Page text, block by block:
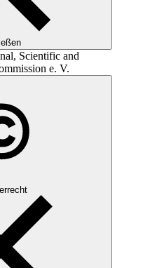
Scientific and
e. V.